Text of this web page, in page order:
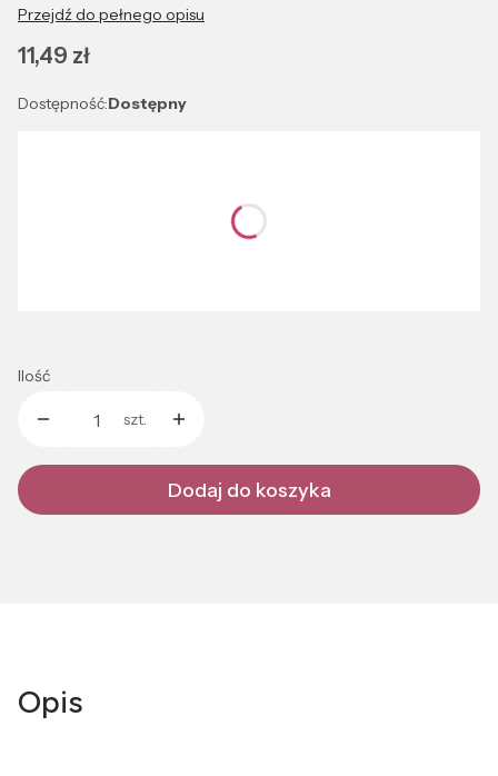
Przejdź do pełnego opisu
Cena
11,49 zł
Dostępność:Dostępny
Ilość
szt.
Dodaj do koszyka
Opis